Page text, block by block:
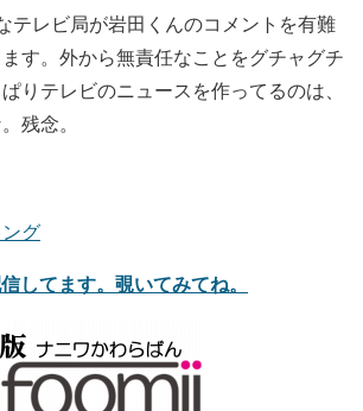
テレビ局が岩田くんのコメントを有難
す。外から無責任なことをグチャグチ
りテレビのニュースを作ってるのは、
残念。
グ
してます。覗いてみてね。